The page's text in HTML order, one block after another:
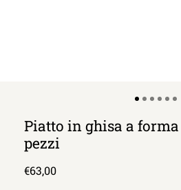
Piatto in ghisa a forma
pezzi
Prezzo
€63,00